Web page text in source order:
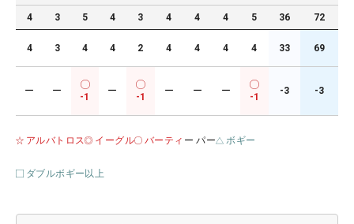
4 3 5 4 3 4 4 4 5 36 72
4 3 4 4 2 4 4 4 4 33 69
ー ー
-1
ー
-1
ー ー ー
-1
-3 -3
アルバトロス イーグル バーティ ー パー ボギー
ダブルボギー以上